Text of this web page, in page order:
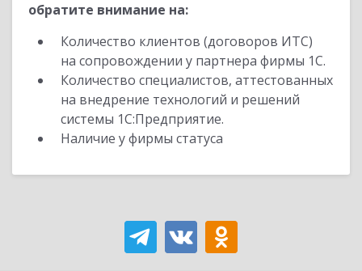
обратите внимание на:
Количество клиентов (договоров ИТС)
на сопровождении у партнера фирмы 1С.
Количество специалистов, аттестованных
на внедрение технологий и решений
системы 1С:Предприятие.
Наличие у фирмы статуса